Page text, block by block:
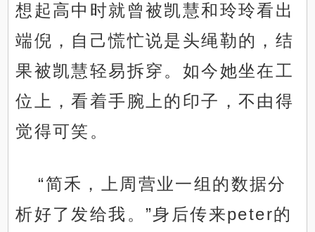
想起高中时就曾被凯慧和玲玲看出
端倪，自己慌忙说是头绳勒的，结
果被凯慧轻易拆穿。如今她坐在工
位上，看着手腕上的印子，不由得
觉得可笑。
“简禾，上周营业一组的数据分
析好了发给我。”身后传来peter的